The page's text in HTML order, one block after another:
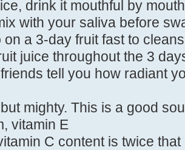
drink it mouthful by
with your saliva before
on a 3-day fruit fast to
juice throughout the 3
tell you how radiant
mighty. This is a good
vitamin E
C content is twice